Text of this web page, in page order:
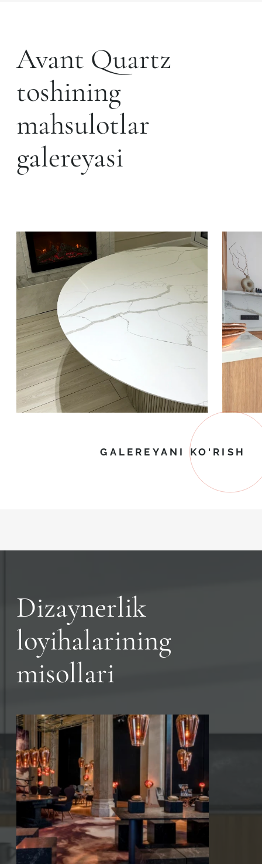
Avant Quartz
toshining
mahsulotlar
galereyasi
GALEREYANI KO'RISH
Dizaynerlik
loyihalarining
misollari